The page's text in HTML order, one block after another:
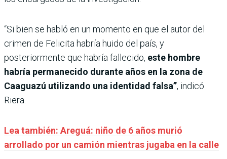
“Si bien se habló en un momento en que el autor del
crimen de Felicita habría huido del país, y
posteriormente que habría fallecido, este hombre
habría permanecido durante años en la zona de
Caaguazú utilizando una identidad falsa”, indicó
Riera.
Lea también: Areguá: niño de 6 años murió
arrollado por un camión mientras jugaba en la calle